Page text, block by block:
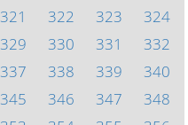
321 322 323
324
329 330 331
332
337 338 339
340
345 346 347
348